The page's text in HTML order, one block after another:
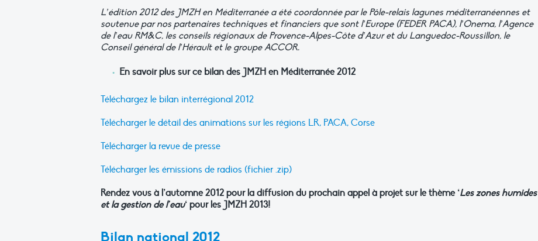
L’édition 2012 des JMZH en Méditerranée a été coordonnée par le Pôle-relais lagunes méditerranéennes et
soutenue par nos partenaires techniques et financiers que sont l’Europe (FEDER PACA), l’Onema, l’Agence
de l’eau RM&C, les conseils régionaux de Provence-Alpes-Côte d’Azur et du Languedoc-Roussillon, le
Conseil général de l’Hérault et le groupe ACCOR.
En savoir plus sur ce bilan des JMZH en Méditerranée 2012
Téléchargez le bilan interrégional 2012
Télécharger le détail des animations sur les régions LR, PACA, Corse
Télécharger la revue de presse
Télécharger les émissions de radios (fichier .zip)
Rendez vous à l’automne 2012 pour la diffusion du prochain appel à projet sur le thème ‘Les zones humides
et la gestion de l’eau‘ pour les JMZH 2013!
Bilan national 2012